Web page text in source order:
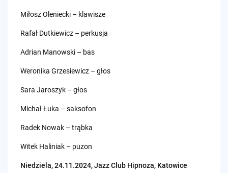
Miłosz Oleniecki – klawisze
Rafał Dutkiewicz – perkusja
Adrian Manowski – bas
Weronika Grzesiewicz – głos
Sara Jaroszyk – głos
Michał Łuka – saksofon
Radek Nowak – trąbka
Witek Haliniak – puzon
Niedziela, 24.11.2024, Jazz Club Hipnoza, Katowice